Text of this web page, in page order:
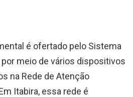
é ofertado pelo Sistema
por meio de vários dispositivos
na Rede de Atenção
Itabira, essa rede é